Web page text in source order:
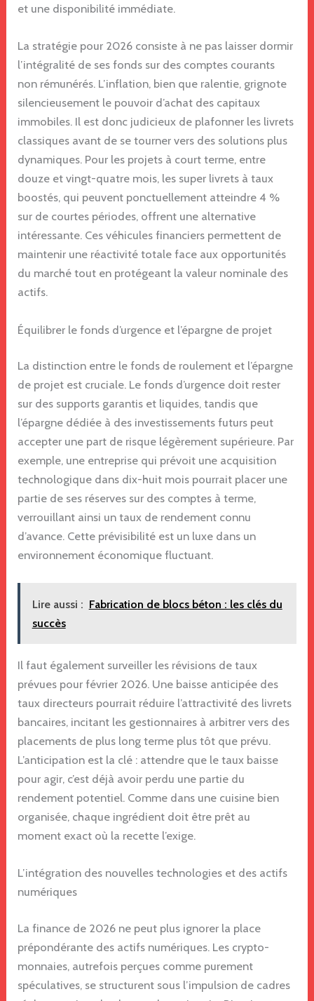
et une disponibilité immédiate.
La stratégie pour 2026 consiste à ne pas laisser dormir
l’intégralité de ses fonds sur des comptes courants
non rémunérés. L’inflation, bien que ralentie, grignote
silencieusement le pouvoir d’achat des capitaux
immobiles. Il est donc judicieux de plafonner les livrets
classiques avant de se tourner vers des solutions plus
dynamiques. Pour les projets à court terme, entre
douze et vingt-quatre mois, les super livrets à taux
boostés, qui peuvent ponctuellement atteindre 4 %
sur de courtes périodes, offrent une alternative
intéressante. Ces véhicules financiers permettent de
maintenir une réactivité totale face aux opportunités
du marché tout en protégeant la valeur nominale des
actifs.
Équilibrer le fonds d’urgence et l’épargne de projet
La distinction entre le fonds de roulement et l’épargne
de projet est cruciale. Le fonds d’urgence doit rester
sur des supports garantis et liquides, tandis que
l’épargne dédiée à des investissements futurs peut
accepter une part de risque légèrement supérieure. Par
exemple, une entreprise qui prévoit une acquisition
technologique dans dix-huit mois pourrait placer une
partie de ses réserves sur des comptes à terme,
verrouillant ainsi un taux de rendement connu
d’avance. Cette prévisibilité est un luxe dans un
environnement économique fluctuant.
Lire aussi : Fabrication de blocs béton : les clés du
succès
Il faut également surveiller les révisions de taux
prévues pour février 2026. Une baisse anticipée des
taux directeurs pourrait réduire l’attractivité des livrets
bancaires, incitant les gestionnaires à arbitrer vers des
placements de plus long terme plus tôt que prévu.
L’anticipation est la clé : attendre que le taux baisse
pour agir, c’est déjà avoir perdu une partie du
rendement potentiel. Comme dans une cuisine bien
organisée, chaque ingrédient doit être prêt au
moment exact où la recette l’exige.
L’intégration des nouvelles technologies et des actifs
numériques
La finance de 2026 ne peut plus ignorer la place
prépondérante des actifs numériques. Les crypto-
monnaies, autrefois perçues comme purement
spéculatives, se structurent sous l’impulsion de cadres